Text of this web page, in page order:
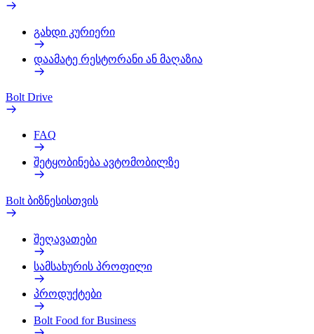
გახდი კურიერი
დაამატე რესტორანი ან მაღაზია
Bolt Drive
FAQ
შეტყობინება ავტომობილზე
Bolt ბიზნესისთვის
შეღავათები
სამსახურის პროფილი
პროდუქტები
Bolt Food for Business